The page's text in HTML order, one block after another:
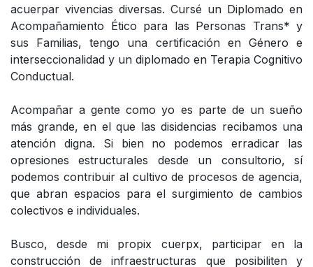
acuerpar vivencias diversas. Cursé un Diplomado en
Acompañamiento Ético para las Personas Trans* y
sus Familias, tengo una certificación en Género e
interseccionalidad y un diplomado en Terapia Cognitivo
Conductual.
Acompañar a gente como yo es parte de un sueño
más grande, en el que las disidencias recibamos una
atención digna. Si bien no podemos erradicar las
opresiones estructurales desde un consultorio, sí
podemos contribuir al cultivo de procesos de agencia,
que abran espacios para el surgimiento de cambios
colectivos e individuales.
Busco, desde mi propix cuerpx, participar en la
construcción de infraestructuras que posibiliten y